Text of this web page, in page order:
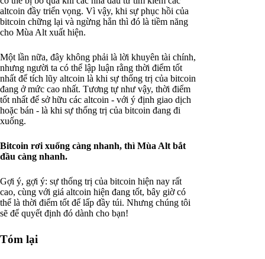
altcoin đầy triển vọng. Vì vậy, khi sự phục hồi của
bitcoin chững lại và ngừng hẳn thì đó là tiềm năng
cho Mùa Alt xuất hiện.
Một lần nữa, đây không phải là lời khuyên tài chính,
nhưng người ta có thể lập luận rằng thời điểm tốt
nhất để tích lũy altcoin là khi sự thống trị của bitcoin
đang ở mức cao nhất. Tương tự như vậy, thời điểm
tốt nhất để sở hữu các altcoin - với ý định giao dịch
hoặc bán - là khi sự thống trị của bitcoin đang đi
xuống.
Bitcoin rơi xuống càng nhanh, thì Mùa Alt bắt
đầu càng nhanh.
Gợi ý, gợi ý: sự thống trị của bitcoin hiện nay rất
cao, cùng với giá altcoin hiện đang tốt, bây giờ có
thể là thời điểm tốt để lấp đầy túi. Nhưng chúng tôi
sẽ để quyết định đó dành cho bạn!
Tóm lại